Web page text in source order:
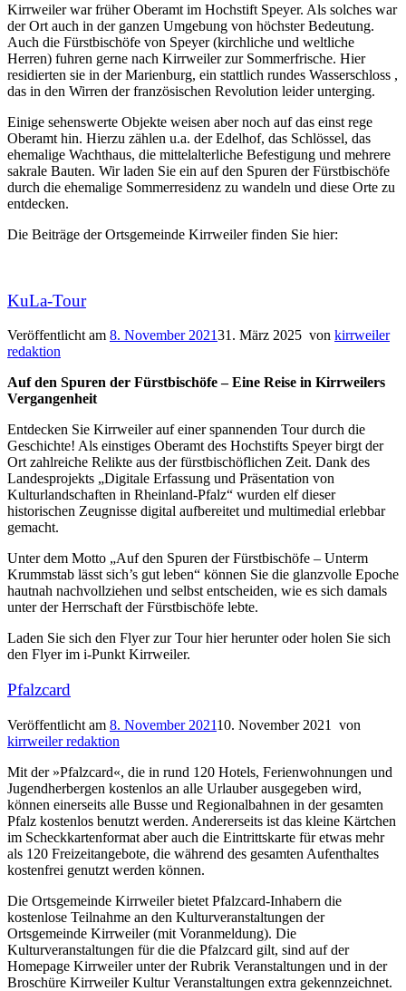
Kirrweiler war früher Oberamt im Hochstift Speyer. Als solches war
der Ort auch in der ganzen Umgebung von höchster Bedeutung.
Auch die Fürstbischöfe von Speyer (kirchliche und weltliche
Herren) fuhren gerne nach Kirrweiler zur Sommerfrische. Hier
residierten sie in der Marienburg, ein stattlich rundes Wasserschloss ,
das in den Wirren der französischen Revolution leider unterging.
Einige sehenswerte Objekte weisen aber noch auf das einst rege
Oberamt hin. Hierzu zählen u.a. der Edelhof, das Schlössel, das
ehemalige Wachthaus, die mittelalterliche Befestigung und mehrere
sakrale Bauten. Wir laden Sie ein auf den Spuren der Fürstbischöfe
durch die ehemalige Sommerresidenz zu wandeln und diese Orte zu
entdecken.
Die Beiträge der Ortsgemeinde Kirrweiler finden Sie hier:
KuLa-Tour
Veröffentlicht am 8. November 202131. März 2025 von kirrweiler
redaktion
Auf den Spuren der Fürstbischöfe – Eine Reise in Kirrweilers
Vergangenheit
Entdecken Sie Kirrweiler auf einer spannenden Tour durch die
Geschichte! Als einstiges Oberamt des Hochstifts Speyer birgt der
Ort zahlreiche Relikte aus der fürstbischöflichen Zeit. Dank des
Landesprojekts „Digitale Erfassung und Präsentation von
Kulturlandschaften in Rheinland-Pfalz“ wurden elf dieser
historischen Zeugnisse digital aufbereitet und multimedial erlebbar
gemacht.
Unter dem Motto „Auf den Spuren der Fürstbischöfe – Unterm
Krummstab lässt sich’s gut leben“ können Sie die glanzvolle Epoche
hautnah nachvollziehen und selbst entscheiden, wie es sich damals
unter der Herrschaft der Fürstbischöfe lebte.
Laden Sie sich den Flyer zur Tour hier herunter oder holen Sie sich
den Flyer im i-Punkt Kirrweiler.
Pfalzcard
Veröffentlicht am 8. November 202110. November 2021
von
kirrweiler redaktion
Mit der »Pfalzcard«, die in rund 120 Hotels, Ferienwohnungen und
Jugendherbergen kostenlos an alle Urlauber ausgegeben wird,
können einerseits alle Busse und Regionalbahnen in der gesamten
Pfalz kostenlos benutzt werden. Andererseits ist das kleine Kärtchen
im Scheckkartenformat aber auch die Eintrittskarte für etwas mehr
als 120 Freizeitangebote, die während des gesamten Aufenthaltes
kostenfrei genutzt werden können.
Die Ortsgemeinde Kirrweiler bietet Pfalzcard-Inhabern die
kostenlose Teilnahme an den Kulturveranstaltungen der
Ortsgemeinde Kirrweiler (mit Voranmeldung). Die
Kulturveranstaltungen für die die Pfalzcard gilt, sind auf der
Homepage Kirrweiler unter der Rubrik Veranstaltungen und in der
Broschüre Kirrweiler Kultur Veranstaltungen extra gekennzeichnet.